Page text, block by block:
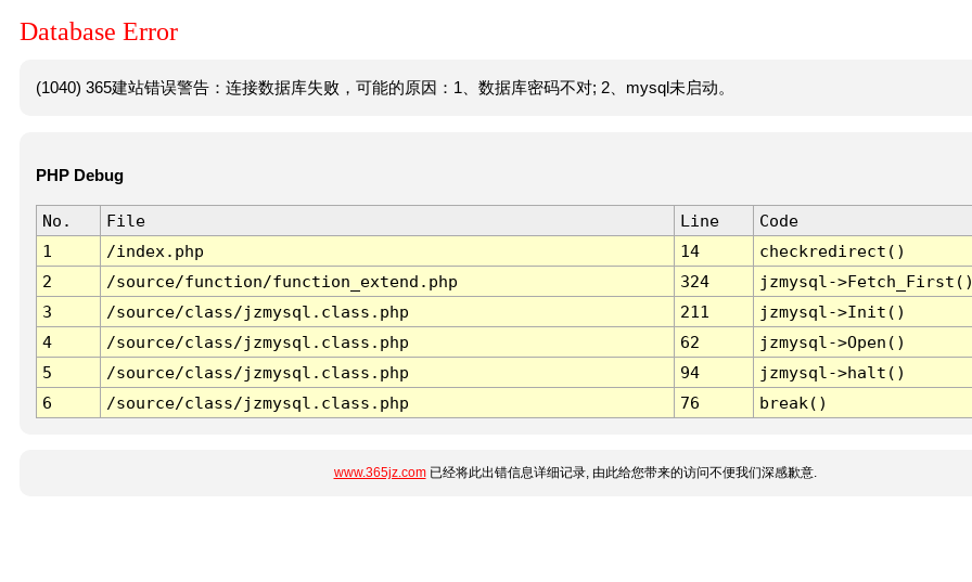
Database Error
(1040) 365建站错误警告：连接数据库失败，可能的原因：1、数据库密码不对; 2、mysql未启动。
PHP Debug
No. File Line
Code
1
/index.php 14
checkredirect()
2
/source/function/function_extend.php 324
jzmysql-
3
/source/class/jzmysql.class.php 211
jzmysql->Init()
4
/source/class/jzmysql.class.php 62
jzmysql->Open()
5
/source/class/jzmysql.class.php 94
jzmysql->halt()
6
/source/class/jzmysql.class.php 76 break()
www.365jz.com已经将此出错信息详细记录, 由此给您带来的访问不便我们深感歉意.